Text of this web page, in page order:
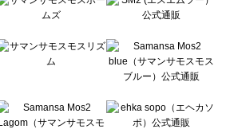
ラシック）の一覧
の一覧
ルー）の一覧
一覧